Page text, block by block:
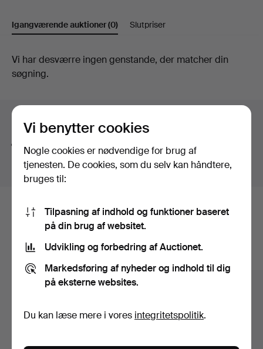
Among the many highlights of the auction is a ring in
18K gold, designed by Theresia Hvorslev and set with
mention is a brooch from the distinguished house of W.
A. Bolin in platinum, set with a cultured, beautifully
own right. And then there is a truly exquisite ring by Jarl
Sandin featuring a brilliant-cut diamond of no less than
3.62 ct.
Once again, welcome to Stockholms Auktionsverk and
Lilla smyckeskvalitén!
Igangværende auktioner(0) Slutpriser
Igangværende
auktioner
Vi har desværre ingen genstande, der matcher din
søgning.
Vi søger automatisk på dele af ord. Søger du efter
bånd, finder vi ogsåarmbåndsur.
Her er genstande fra vores arkiv, der
matcher din søgning
Vi benytter cookies
Nogle cookies er nødvendige for brug af
tjenesten. De cookies, som du selv kan håndtere,
bruges til:
Tilpasning af indhold og funktioner baseret
på din brug af websitet.
Udvikling og forbedring af Auctionet.
Markedsføring af nyheder og indhold til dig
på eksterne websites.
Du kan læse mere i vores integritetspolitik.